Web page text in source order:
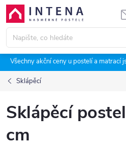
Přejít
obsah
Všechny akční ceny u postelí a matrací
Sklápěcí
Sklápěcí
cm